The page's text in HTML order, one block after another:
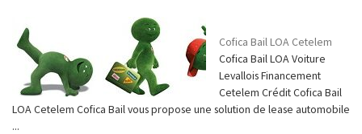
Cofica Bail LOA Cetelem
Cofica Bail LOA Voiture
Levallois Financement
Cetelem Crédit Cofica Bail
LOA Cetelem Cofica Bail vous propose une solution de lease automobile
...